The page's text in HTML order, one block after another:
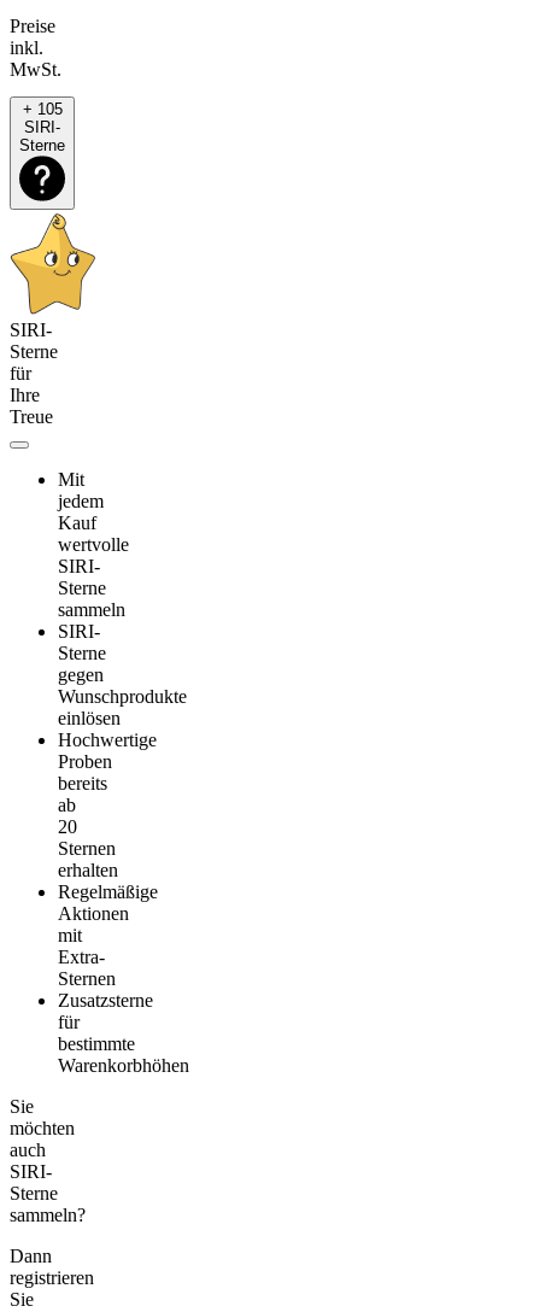
Preise
inkl.
MwSt.
+ 105
SIRI-
Sterne
SIRI-
Sterne
für
Ihre
Treue
Mit
jedem
Kauf
wertvolle
SIRI-
Sterne
sammeln
SIRI-
Sterne
gegen
Wunschprodukte
einlösen
Hochwertige
Proben
bereits
ab
20
Sternen
erhalten
Regelmäßige
Aktionen
mit
Extra-
Sternen
Zusatzsterne
für
bestimmte
Warenkorbhöhen
Sie
möchten
auch
SIRI-
Sterne
sammeln?
Dann
registrieren
Sie